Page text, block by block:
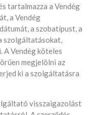
tartalmazza a Vendég
a Vendég
a szobatípust, a
szolgáltatásokat,
A Vendég köteles
megjelölni az
ki a szolgáltatásra
visszaigazolást